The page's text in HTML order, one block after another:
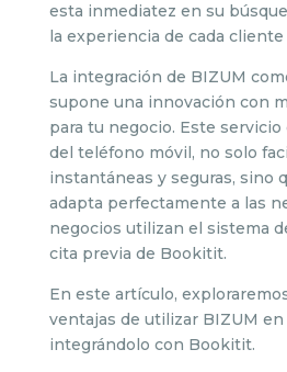
esta inmediatez en su
la experiencia de cada
La integración de BIZUM
supone una innovación con
para tu negocio. Este servicio
del teléfono móvil, no solo
instantáneas y seguras, sino
adapta perfectamente a las
negocios utilizan el sistema
cita previa de Bookitit.
En este artículo,
ventajas de utilizar BIZUM
integrándolo con Bookitit.